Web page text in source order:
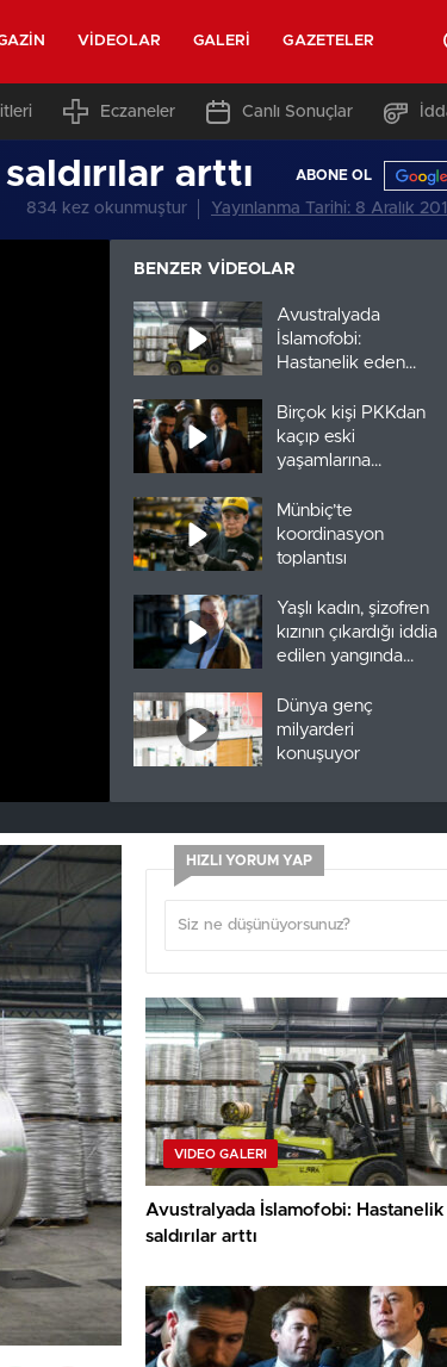
VIDEOLAR GALERI GAZETELER
Eczaneler Canlı Sonuçlar
arttı ABONE OL
834 kez okunmuştur Yayınlanma Tarihi: 8 Aralık
BENZER VIDEOLAR
Avustralyada
İslamofobi:
Hastanelik eden
Birçok kişi PKKdan
kaçıp eski
yaşamlarına
Münbiç’te
koordinasyon
toplantısı
Yaşlı kadın, şizofren
kızının çıkardığı iddia
edilen yangında
Dünya genç
milyarderi
konuşuyor
10 Rusya, Çin
saldırılarına karşı
hava savunma
HIZLI YORUM YAP
VIDEO GALERI
Avustralyada İslamofobi:
saldırılar arttı